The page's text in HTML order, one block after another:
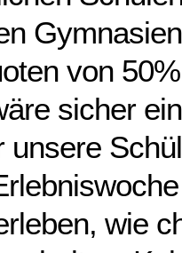
von
sicher
unsere
wie